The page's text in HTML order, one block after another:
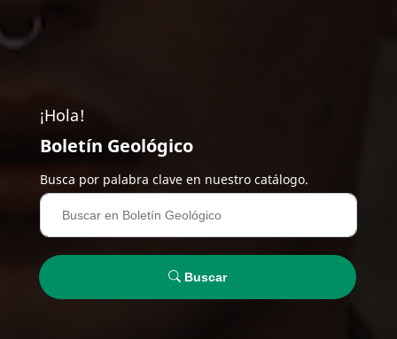
¡Hola!
Boletín Geológico
Busca por palabra clave en nuestro catálogo.
Buscar